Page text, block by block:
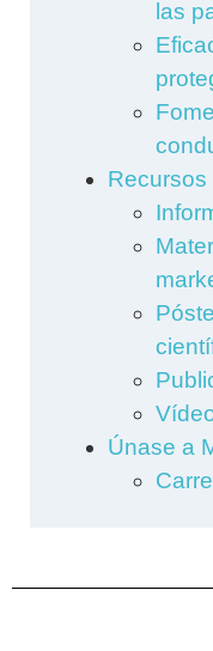
las
Recursos
Únase a